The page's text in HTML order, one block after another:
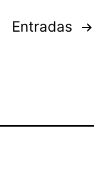
Entradas